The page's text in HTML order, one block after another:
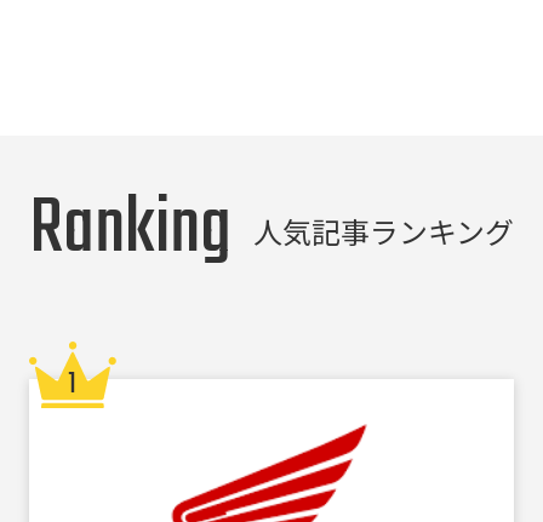
Ranking 人気記事ランキング